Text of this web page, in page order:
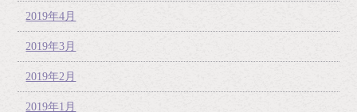
2019年4月
2019年3月
2019年2月
2019年1月